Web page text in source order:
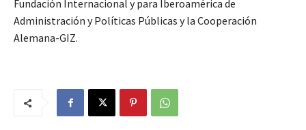
Fundación Internacional y para Iberoamérica de
Administración y Políticas Públicas y la Cooperación
Alemana-GIZ.